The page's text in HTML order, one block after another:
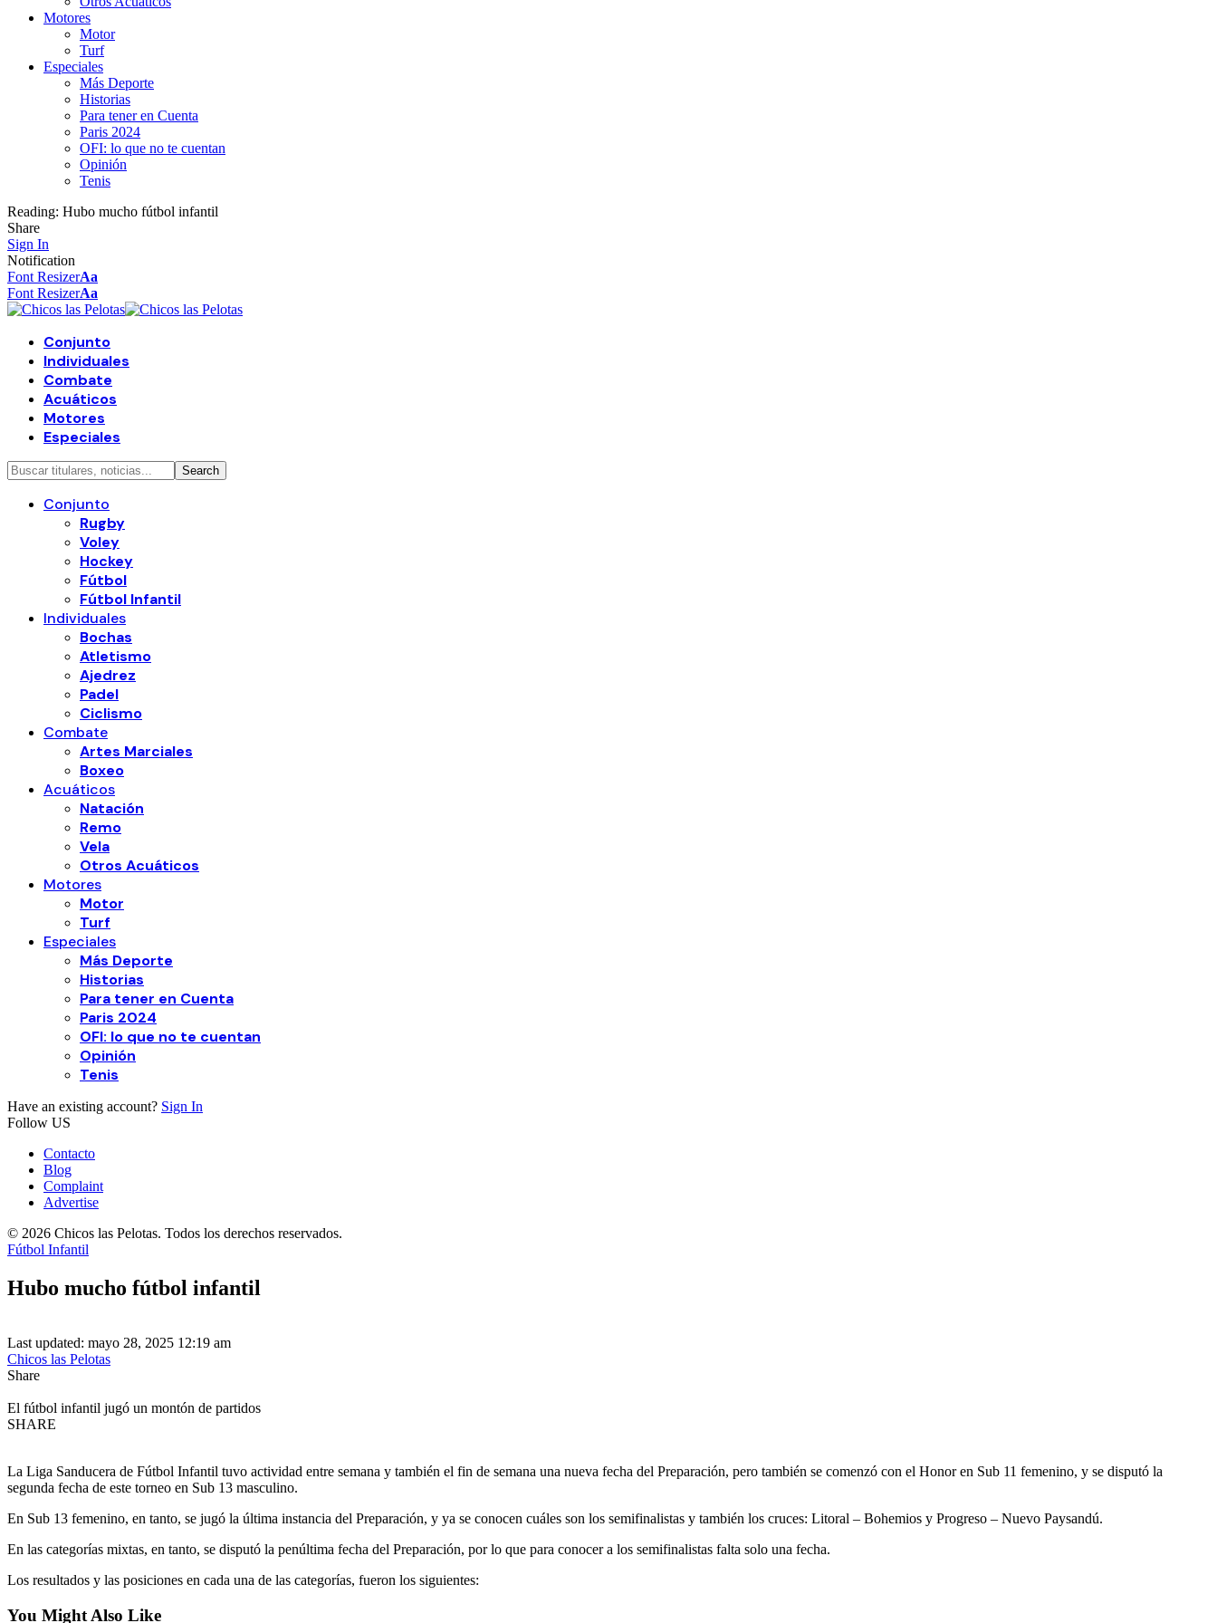
Motores
Motor
Turf
Especiales
Más Deporte
Historias
Para tener en Cuenta
Paris 2024
OFI: lo que no te cuentan
Opinión
Tenis
Reading: Hubo mucho fútbol infantil
Share
Sign In
Notification
Font ResizerAa
Font ResizerAa
Conjunto
Individuales
Combate
Acuáticos
Motores
Especiales
Conjunto
Rugby
Voley
Hockey
Fútbol
Fútbol Infantil
Individuales
Bochas
Atletismo
Ajedrez
Padel
Ciclismo
Combate
Artes Marciales
Boxeo
Acuáticos
Natación
Remo
Vela
Otros Acuáticos
Motores
Motor
Turf
Especiales
Más Deporte
Historias
Para tener en Cuenta
Paris 2024
OFI: lo que no te cuentan
Opinión
Tenis
Have an existing account? Sign In
Follow US
Contacto
Blog
Complaint
Advertise
© 2026 Chicos las Pelotas. Todos los derechos reservados.
Fútbol Infantil
Hubo mucho fútbol infantil
Last updated: mayo 28, 2025 12:19 am
Chicos las Pelotas
Share
El fútbol infantil jugó un montón de partidos
SHARE
La Liga Sanducera de Fútbol Infantil tuvo actividad entre semana y también el fin de semana una nueva fecha del Preparación, pero también se comenzó con el Honor en Sub 11 femenino, y se disputó la
segunda fecha de este torneo en Sub 13 masculino.
En Sub 13 femenino, en tanto, se jugó la última instancia del Preparación, y ya se conocen cuáles son los semifinalistas y también los cruces: Litoral – Bohemios y Progreso – Nuevo Paysandú.
En las categorías mixtas, en tanto, se disputó la penúltima fecha del Preparación, por lo que para conocer a los semifinalistas falta solo una fecha.
Los resultados y las posiciones en cada una de las categorías, fueron los siguientes:
You Might Also Like